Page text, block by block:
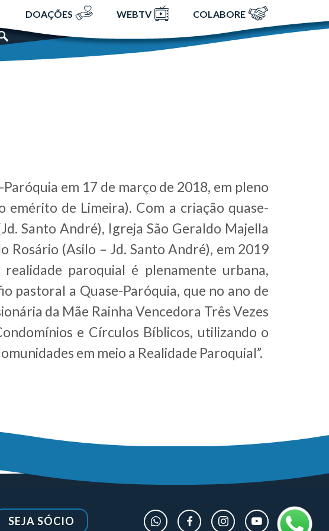
DOAÇÕES WEBTV COLABORE
em 17 de março de 2018, em pleno
emérito de Limeira). Com a criação quase-
Santo André), Igreja São Geraldo Majella
Rosário (Asilo – Jd. Santo André), em 2019
paroquial é plenamente urbana,
pastoral a Quase-Paróquia, que no ano de
da Mãe Rainha Vencedora Três Vezes
e Círculos Bíblicos, utilizando o
em meio a Realidade Paroquial”.
SEJA SÓCIO